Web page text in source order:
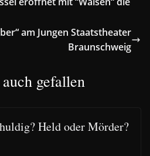
am Jungen Staatstheater
Braunschweig
gefallen
Held oder Mörder?